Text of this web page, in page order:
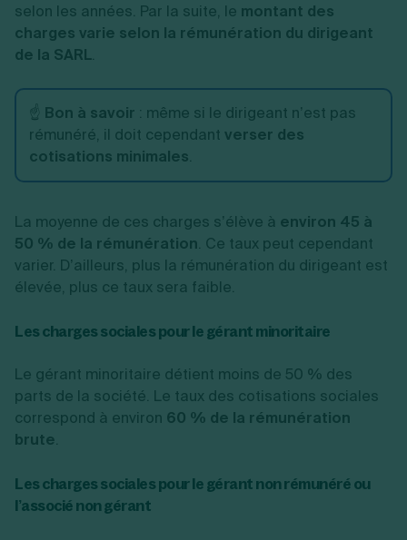
selon les années. Par la suite, le montant des
charges varie selon la rémunération du dirigeant
de la SARL.
☝️ Bon à savoir : même si le dirigeant n’est pas
rémunéré, il doit cependant verser des
cotisations minimales.
La moyenne de ces charges s’élève à environ 45 à
50 % de la rémunération. Ce taux peut cependant
varier. D’ailleurs, plus la rémunération du dirigeant est
élevée, plus ce taux sera faible.
Les charges sociales pour le gérant minoritaire
Le gérant minoritaire détient moins de 50 % des
parts de la société. Le taux des cotisations sociales
correspond à environ 60 % de la rémunération
brute.
Les charges sociales pour le gérant non rémunéré ou
l’associé non gérant